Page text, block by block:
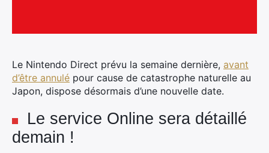
Le Nintendo Direct prévu la semaine dernière, avant
d’être annulé pour cause de catastrophe naturelle au
Japon, dispose désormais d’une nouvelle date.
Le service Online sera détaillé
demain !